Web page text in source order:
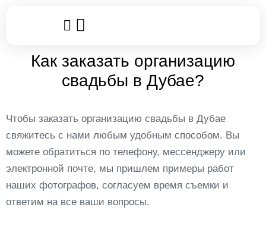
Как заказать организацию
свадьбы в Дубае?
Чтобы заказать организацию свадьбы в Дубае
свяжитесь с нами любым удобным способом. Вы
можете обратиться по телефону, мессенджеру или
электронной почте, мы пришлем примеры работ
наших фотографов, согласуем время съемки и
ответим на все ваши вопросы.